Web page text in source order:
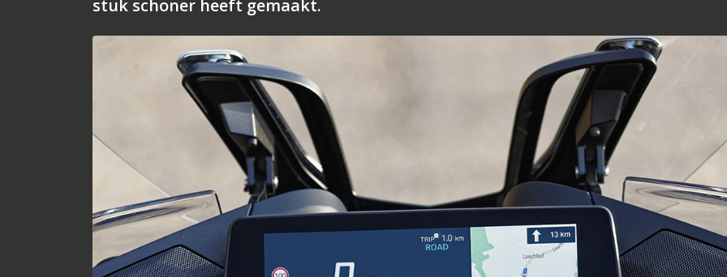
stuk schoner heeft gemaakt.